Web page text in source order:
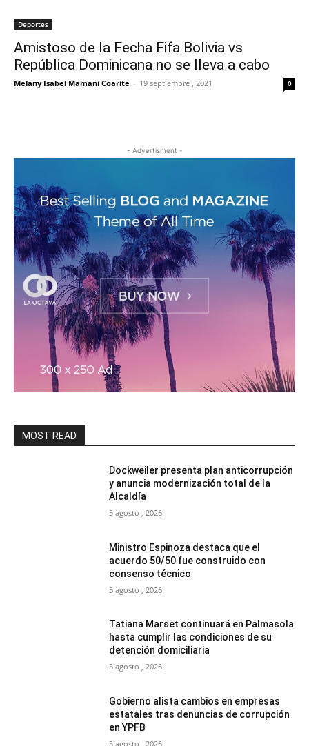
Deportes
Amistoso de la Fecha Fifa Bolivia vs
República Dominicana no se lleva a cabo
Melany Isabel Mamani Coarite - 19 septiembre , 2021 0
- Advertisment -
MOST READ
Dockweiler presenta plan anticorrupción
y anuncia modernización total de la
Alcaldía
5 agosto , 2026
Ministro Espinoza destaca que el
acuerdo 50/50 fue construido con
consenso técnico
5 agosto , 2026
Tatiana Marset continuará en Palmasola
hasta cumplir las condiciones de su
detención domiciliaria
5 agosto , 2026
Gobierno alista cambios en empresas
estatales tras denuncias de corrupción
en YPFB
5 agosto , 2026